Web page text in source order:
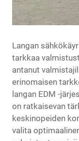
Langan
tarkkaa
antanut
erinomaisen
langan EDM -
on ratkaisevan
keskinopeiden
valita